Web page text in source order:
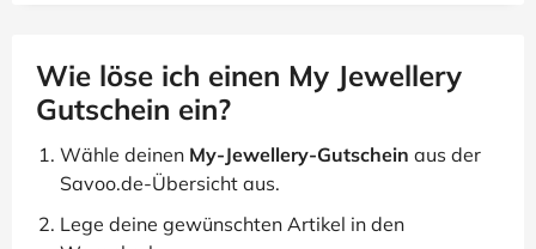
Wie löse ich einen My Jewellery
Gutschein ein?
Wähle deinen My-Jewellery-Gutschein aus der
Savoo.de-Übersicht aus.
Lege deine gewünschten Artikel in den